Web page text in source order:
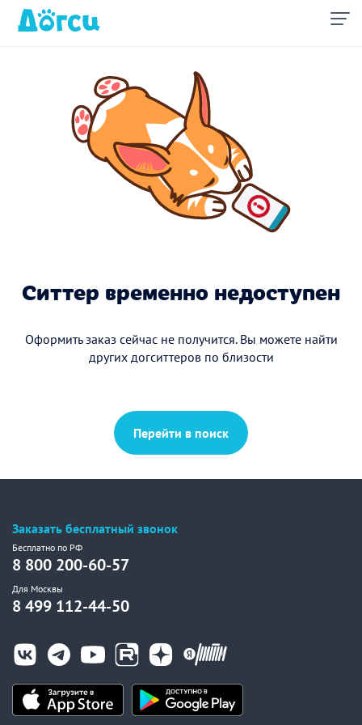
Ситтер временно недоступен
Оформить заказ сейчас не получится. Вы можете найти
других догситтеров по близости
Перейти в поиск
Заказать бесплатный звонок
Бесплатно по РФ
8 800 200-60-57
Для Москвы
8 499 112-44-50